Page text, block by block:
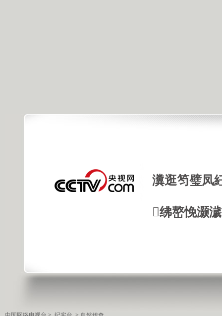
瀵逛笉璧凤
绋嶅悗灏